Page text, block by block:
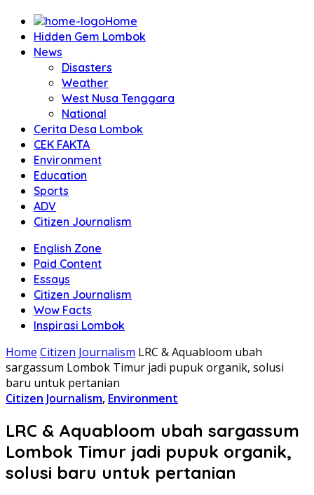
Home
Hidden Gem Lombok
News
Disasters
Weather
West Nusa Tenggara
National
Cerita Desa Lombok
CEK FAKTA
Environment
Education
Sports
ADV
Citizen Journalism
English Zone
Paid Content
Essays
Citizen Journalism
Wow Facts
Inspirasi Lombok
Home Citizen Journalism LRC & Aquabloom ubah
sargassum Lombok Timur jadi pupuk organik, solusi
baru untuk pertanian
Citizen Journalism, Environment
LRC & Aquabloom ubah sargassum
Lombok Timur jadi pupuk organik,
solusi baru untuk pertanian